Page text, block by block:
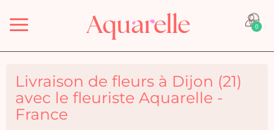
Menu 0
Livraison de fleurs à Dijon (21)
avec le fleuriste Aquarelle -
France